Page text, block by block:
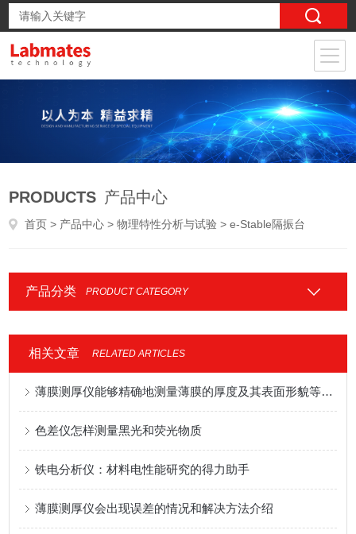
PRODUCTS 产品中心
首页 > 产品中心 >物理特性分析与试验 > e-Stable隔振台
产品分类 PRODUCT CATEGORY
相关文章 RELATED ARTICLES
薄膜测厚仪能够精确地测量薄膜的厚度及其表面形貌等参数
色差仪怎样测量黑光和荧光物质
铁电分析仪：材料电性能研究的得力助手
薄膜测厚仪会出现误差的情况和解决方法介绍